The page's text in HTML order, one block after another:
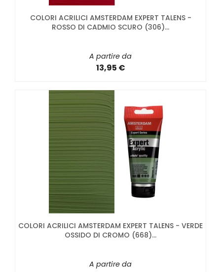
COLORI ACRILICI AMSTERDAM EXPERT TALENS -
ROSSO DI CADMIO SCURO (306)...
A partire da
13,95 €
COLORI ACRILICI AMSTERDAM EXPERT TALENS - VERDE
OSSIDO DI CROMO (668)...
A partire da